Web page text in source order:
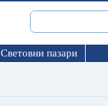
Световни пазари